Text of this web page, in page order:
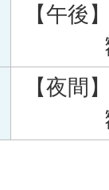
【午後
【夜間